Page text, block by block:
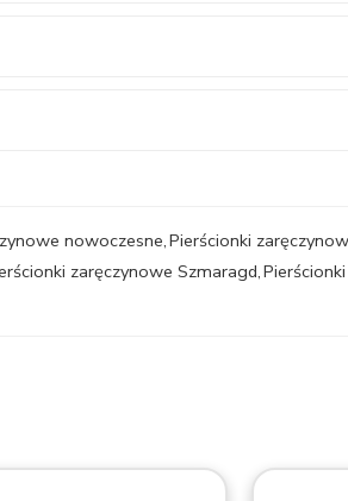
nowoczesne,Pierścionki
zaręczynowe Szmaragd,